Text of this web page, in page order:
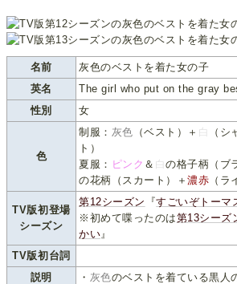
名前
灰色のベストを着た女の子
英名
The girl who put on the gray
性別
女
色
制服： 灰色 （ベスト）＋ 白 （シ
ト）
夏服： ピンク ＆ 白の格子柄（ブ
の花柄（スカート）＋濃赤 （ラ
TV版初登場
シーズン
第12シーズン 『すごいぞトーマ
※初めて喋ったのは第13シーズ
かい 』
TV版初台詞
説明
・ 灰色のベストを着ている黒人